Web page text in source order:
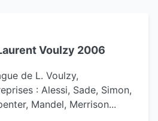
Voulzy 2006
de L. Voulzy,
: Alessi, Sade, Simon,
Mandel, Merrison...